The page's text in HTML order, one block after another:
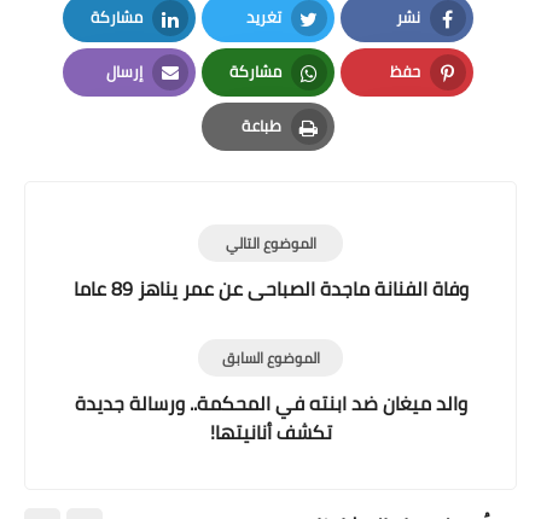
نشر
Facebook
تغريد
Twitter
مشاركة
LinkedIn
حفظ
Pinterest
مشاركة
Whatsapp
إرسال
Email
طباعة
Print
الموضوع التالي
وفاة الفنانة ماجدة الصباحى عن عمر يناهز 89 عاما
الموضوع السابق
والد ميغان ضد ابنته في المحكمة.. ورسالة جديدة
تكشف أنانيتها!